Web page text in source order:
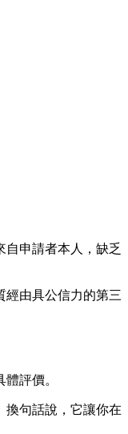
申請者本人，缺乏
經由具公信力的第三
評價。
換句話說，它讓你在